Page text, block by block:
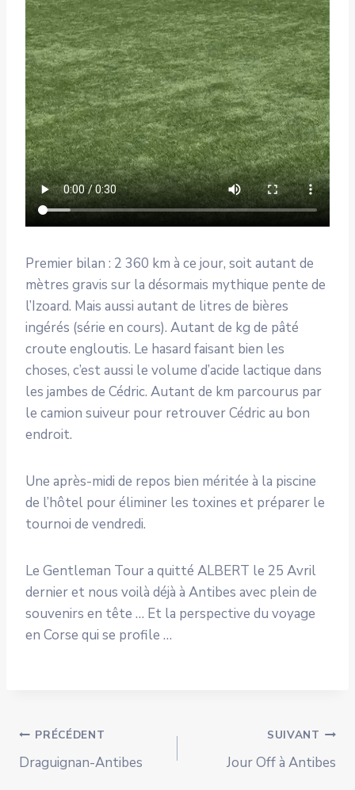
Premier bilan : 2 360 km à ce jour, soit autant de
mètres gravis sur la désormais mythique pente de
l’Izoard. Mais aussi autant de litres de bières
ingérés (série en cours). Autant de kg de pâté
croute engloutis. Le hasard faisant bien les
choses, c’est aussi le volume d’acide lactique dans
les jambes de Cédric. Autant de km parcourus par
le camion suiveur pour retrouver Cédric au bon
endroit.
Une après-midi de repos bien méritée à la piscine
de l’hôtel pour éliminer les toxines et préparer le
tournoi de vendredi.
Le Gentleman Tour a quitté ALBERT le 25 Avril
dernier et nous voilà déjà à Antibes avec plein de
souvenirs en tête … Et la perspective du voyage
en Corse qui se profile …
Navigation
PRÉCÉDENT
Draguignan-Antibes
SUIVANT
Jour Off à Antibes